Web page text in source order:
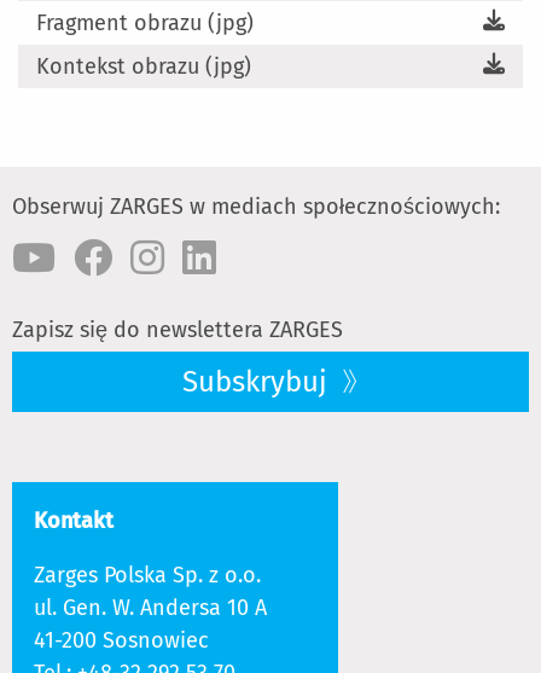
Fragment obrazu (jpg)
Kontekst obrazu (jpg)
Obserwuj ZARGES w mediach społecznościowych:
Zapisz się do newslettera ZARGES
Subskrybuj
Kontakt
Zarges Polska Sp. z o.o.
ul. Gen. W. Andersa 10 A
41-200 Sosnowiec